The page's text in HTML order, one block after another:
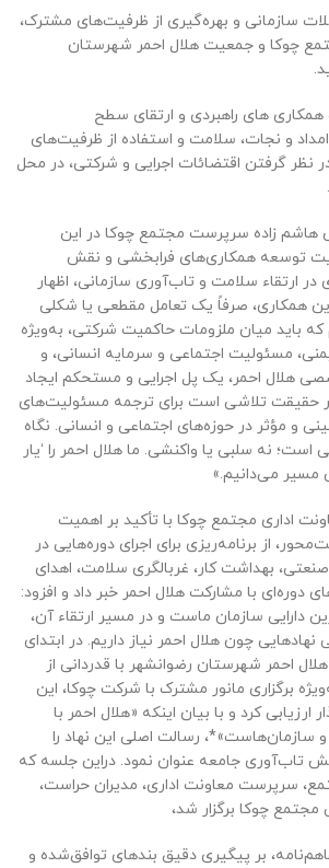
سازمانی و بهره‌گیری از ظرفیت‌های مشترک،
چوکا و جمعیت هلال احمر شهرستان
همکاری های راهبردی و ارتقای سطح
و نجات، سلامت و استفاده از ظرفیت‌های
نظر گرفتن اقتضائات اجرایی و شرکتی، در محل
زاده سرپرست مجتمع چوکا در این
توسعه همکاری‌های فرابخشی و نقش
در ارتقاء سلامت و تاب‌آوری سازمانی، اظهار
همکاری، صرفاً یک تعامل مقطعی یا شکلی
که باید میان ملزومات حاکمیت شرکتی، به‌ویژه
مسئولیت اجتماعی و سرمایه انسانی، و
هلال احمر، یک پل اجرایی و مستحکم ایجاد
حقیقت تلاشی است برای ترجمه مسئولیت‌های
و مؤثر در حوزه‌های اجتماعی و انسانی. نگاه
است؛ نه سلبی یا واکنشی. ما هلال احمر را ‘یار
مسیر می‌دانیم.»
اداری مجتمع چوکا با تأکید بر اهمیت
از برنامه‌ریزی برای اجرای دوره‌هایی در
بهداشت کار، غربالگری سلامت، اهدای
دوره‌ای با مشارکت هلال احمر خبر داد و افزود:
دارایی سازمان ماست و در مسیر ارتقاء آن،
چون هلال احمر نیاز داریم. در ابتدای
احمر شهرستان رضوانشهر با قدردانی از
برگزاری مانور مشترک با شرکت چوکا، این
ارزیابی کرد و با بیان اینکه «هلال احمر با
سازمان‌هاست»*، رسالت اصلی این نهاد را
تاب‌آوری جامعه عنوان نمود. دراین جلسه که
سرپرست معاونت اداری، مدیران حراست،
چوکا برگزار شد،
بر پیگیری دقیق بندهای توافق‌شده و